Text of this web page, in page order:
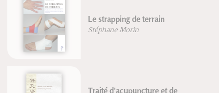
Le strapping de terrain
Stéphane Morin
Traité d'acupuncture et de